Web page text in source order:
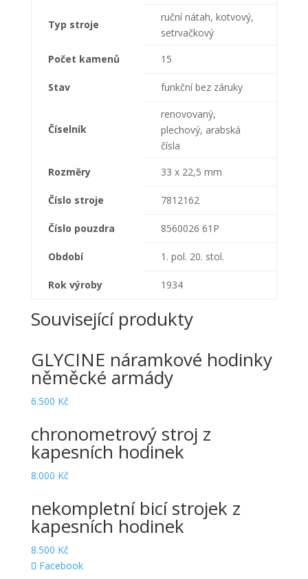
Typ stroje
ruční nátah, kotvový,
setrvačkový
Počet kamenů
15
Stav funkční bez záruky
Číselník
renovovaný,
plechový, arabská
čísla
Rozměry
33 x 22,5 mm
Číslo stroje 7812162
Číslo pouzdra 8560026 61P
Období 1. pol. 20. stol.
Rok výroby 1934
Související produkty
GLYCINE náramkové hodinky
něměcké armády
6.500 Kč
chronometrový stroj z
kapesních hodinek
8.000 Kč
nekompletní bicí strojek z
kapesních hodinek
8.500 Kč
Facebook